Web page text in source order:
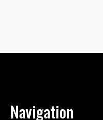
Navigation